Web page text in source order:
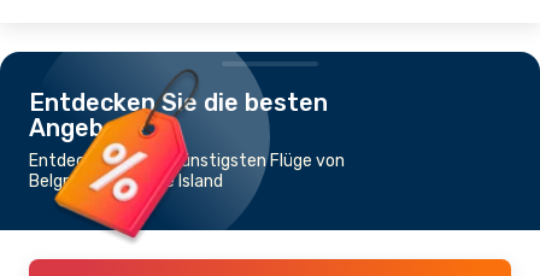
Entdecken Sie die besten
Angebote
Entdecken Sie die günstigsten Flüge von
Belgrad nach Mahe Island